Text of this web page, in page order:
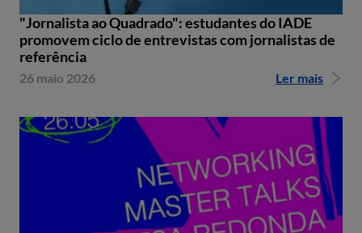
"Jornalista ao Quadrado": estudantes do IADE
promovem ciclo de entrevistas com jornalistas de
referência
26 maio 2026 Ler mais